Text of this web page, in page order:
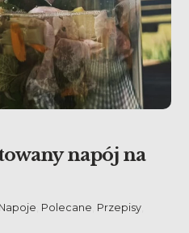
napój na
Napoje Polecane Przepisy